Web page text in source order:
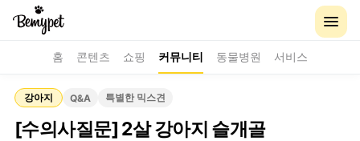
홈 콘텐츠 쇼핑 커뮤니티 동물병원 서비스
강아지 Q&A 특별한 믹스견
[수의사질문] 2살 강아지 슬개골